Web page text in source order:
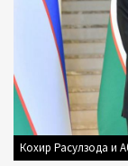
Кохир Расулзода и